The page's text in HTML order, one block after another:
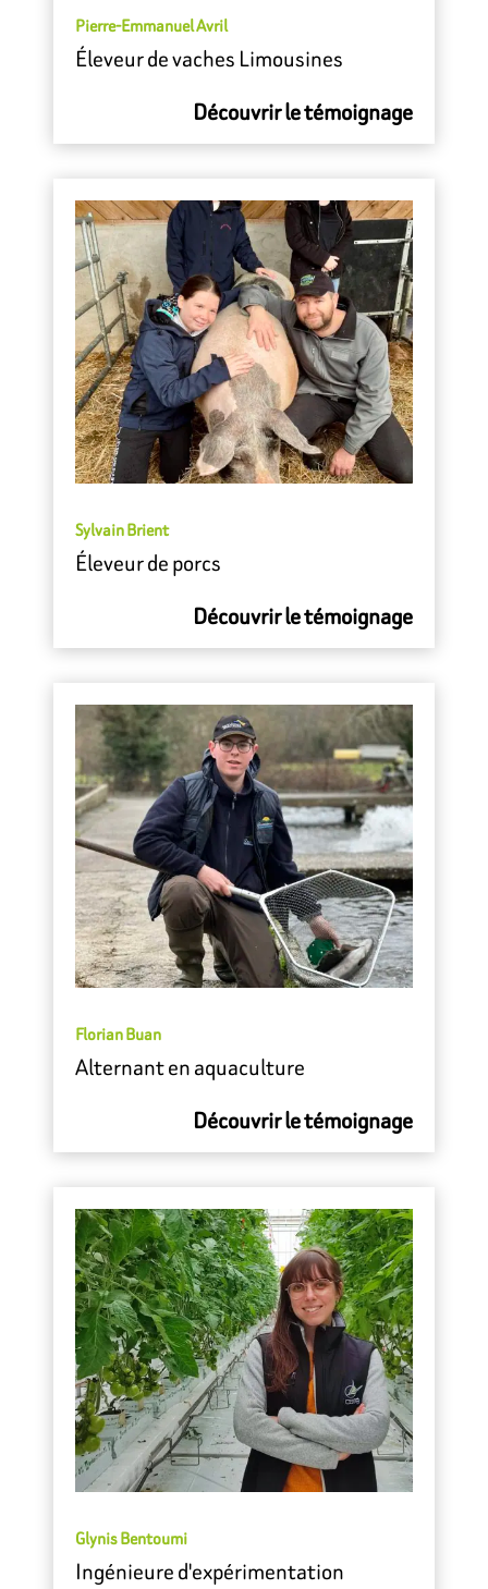
Pierre-Emmanuel Avril
Éleveur de vaches Limousines
Découvrir le témoignage
Sylvain Brient
Éleveur de porcs
Découvrir le témoignage
Florian Buan
Alternant en aquaculture
Découvrir le témoignage
Glynis Bentoumi
Ingénieure d'expérimentation